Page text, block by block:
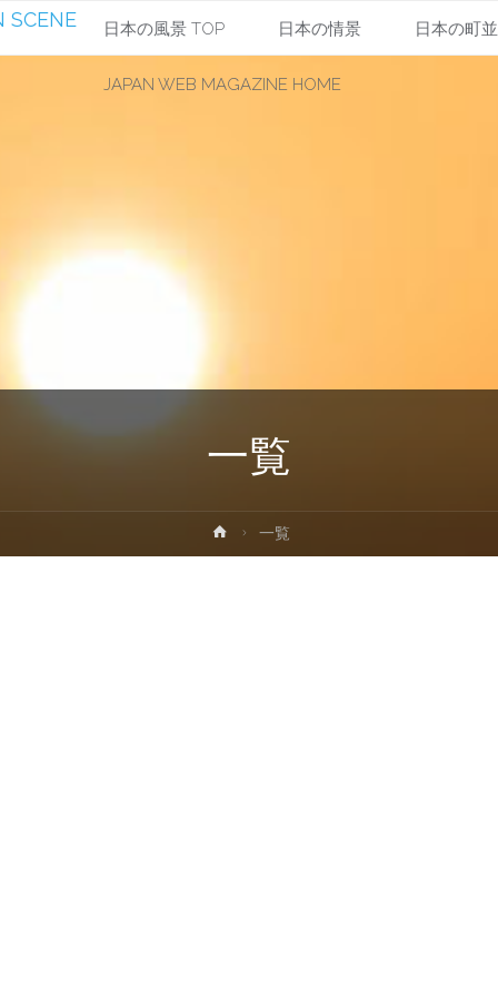
コ
ン
キ
日本の風景 TOP 日本の情景 日本の町
JAPAN WEB MAGAZINE HOME
一覧
ホ
ー
一覧